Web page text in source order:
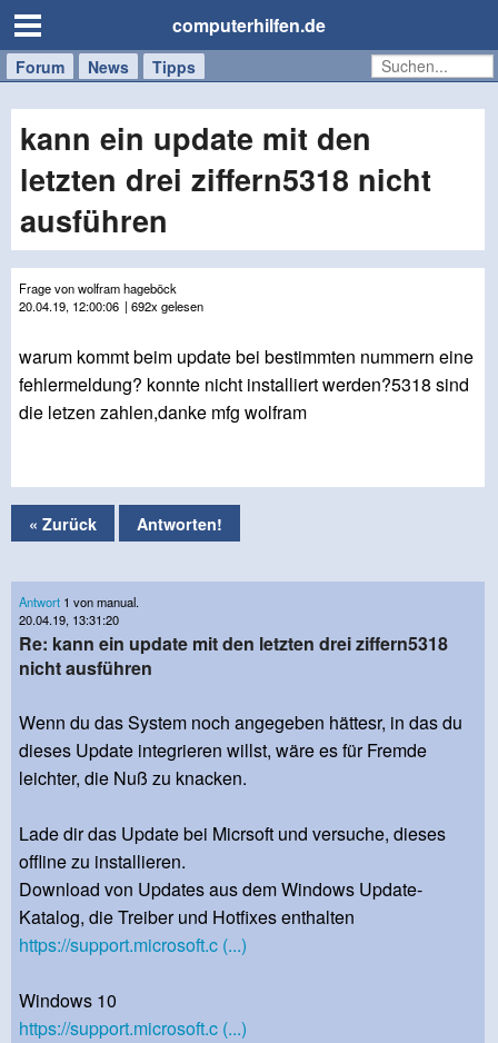
computerhilfen.de
Forum News Tipps
Handy
Tablet
Windows
Mac
kann ein update mit den
letzten drei ziffern5318 nicht
ausführen
Frage von wolfram hageböck
20.04.19, 12:00:06 | 692x gelesen
warum kommt beim update bei bestimmten nummern eine
fehlermeldung? konnte nicht installiert werden?5318 sind
die letzen zahlen,danke mfg wolfram
« Zurück Antworten!
Antwort 1 von manual.
20.04.19, 13:31:20
Re: kann ein update mit den letzten drei ziffern5318
nicht ausführen
Wenn du das System noch angegeben hättesr, in das du
dieses Update integrieren willst, wäre es für Fremde
leichter, die Nuß zu knacken.
Lade dir das Update bei Micrsoft und versuche, dieses
offline zu installieren.
Download von Updates aus dem Windows Update-
Katalog, die Treiber und Hotfixes enthalten
https://support.microsoft.c (...)
Windows 10
https://support.microsoft.c (...)